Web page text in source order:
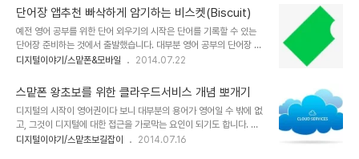
이처럼 생각되는 분들에게 명..
이라는 것이 -아직까지는 기술적 한계(?)에 의해- 화면 크기로 규정지
어지는 것을 부인할 수는 없는 상황이고, 작업의 불편함을 초래하게 만
들죠. 가상과 증강으로 대변되는 모바일 시대 이 부분에서 주의할 것은
단순히 모바일과 PC가 서로 단절된 상태로 작업하는 것만을 생각할
수 있다는 점입니다. 이번 포스팅의 주제이자 소재이기도 한데요. ^^
기.. 특히 데스크탑 등의 PC로 바로 ..
단어장 앱추천 빠삭하게 암기하는 비스켓(Biscuit)
예전 영어 공부를 위한 단어 외우기의 시작은 단어를 기록할 수 있는
단어장 준비하는 것에서 출발했습니다. 대부분 영어 공부의 단어장 만
들기는 아래 이미지와 같았을 겁니다. 이미지 출처: 공부의 신
어장 만드는 법을 보면 참 좋은 방법이란 생각을 하게 됩니다. 이미지
출처: 공부의 신 gongsin.com 하지만, 지금은 스마트 시대입니다.
스마트폰 앱 하나면 공신에서 말하는 단어장을 만들 필요도 없고, 단어
암기 역시 효과적으로 해결할 수 있습니다. 지금 소개해 드리는 앱을
활용하면 정말로 영어 단어를 외우는데 아주 큰 도움이 될 겁니다. 물
디지털이야기/스맡폰&모바일 2014.07.22
스맡폰 왕초보를 위한 클라우드서비스 개념 뽀개기
디지털의 시작이 영어권이다 보니 대부분의 용어가 영어일 수 밖에 없
고, 그것이 디지털에 대한 접근을 가로막는 요인이 되기도 합니다. 스
마트폰 왕초보인 경우라면 더더욱 그렇습니다. 매번 노파심에 말씀드
디지털이야기/스맡초보길잡이 2014.07.16